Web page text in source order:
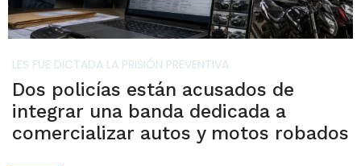
LES FUE DICTADA LA PRISIÓN PREVENTIVA
Dos policías están acusados de
integrar una banda dedicada a
comercializar autos y motos robados